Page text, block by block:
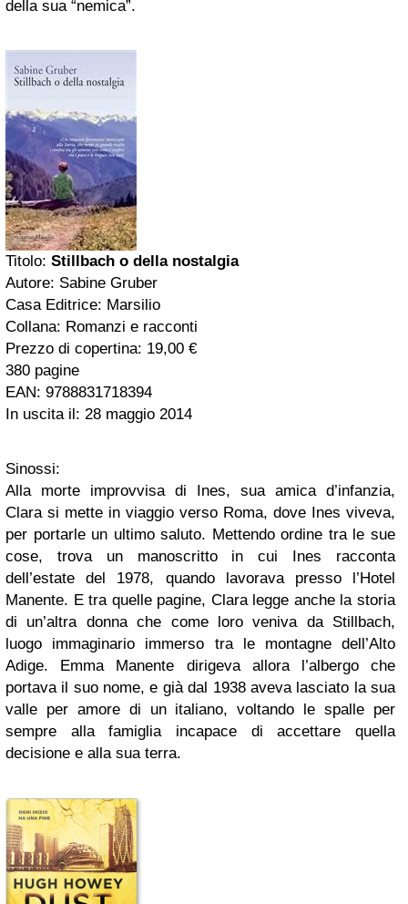
della sua “nemica”.
Titolo: Stillbach o della nostalgia
Autore: Sabine Gruber
Casa Editrice: Marsilio
Collana: Romanzi e racconti
Prezzo di copertina: 19,00 €
380 pagine
EAN: 9788831718394
In uscita il: 28 maggio 2014
Sinossi:
Alla morte improvvisa di Ines, sua amica d’infanzia,
Clara si mette in viaggio verso Roma, dove Ines viveva,
per portarle un ultimo saluto. Mettendo ordine tra le sue
cose, trova un manoscritto in cui Ines racconta
dell’estate del 1978, quando lavorava presso l’Hotel
Manente. E tra quelle pagine, Clara legge anche la storia
di un’altra donna che come loro veniva da Stillbach,
luogo immaginario immerso tra le montagne dell’Alto
Adige. Emma Manente dirigeva allora l’albergo che
portava il suo nome, e già dal 1938 aveva lasciato la sua
valle per amore di un italiano, voltando le spalle per
sempre alla famiglia incapace di accettare quella
decisione e alla sua terra.